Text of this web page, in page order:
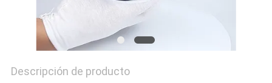
Descripción de producto